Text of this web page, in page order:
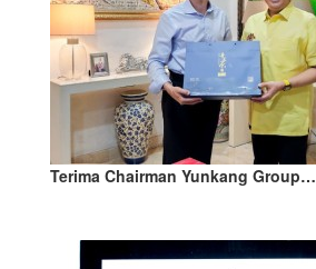
Terima Chairman Yunkang Group…